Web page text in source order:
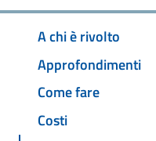
A chi è rivolto
Approfondimenti
Come fare
Costi